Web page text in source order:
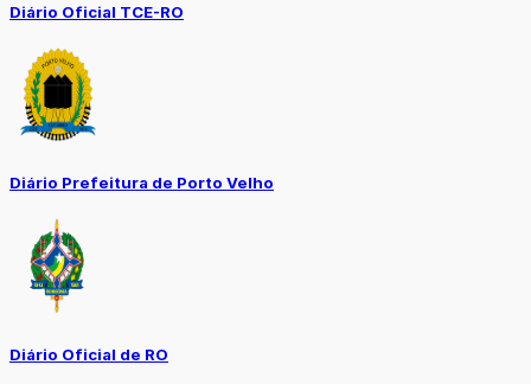
Diário Oficial TCE-RO
Diário Prefeitura de Porto Velho
Diário Oficial de RO